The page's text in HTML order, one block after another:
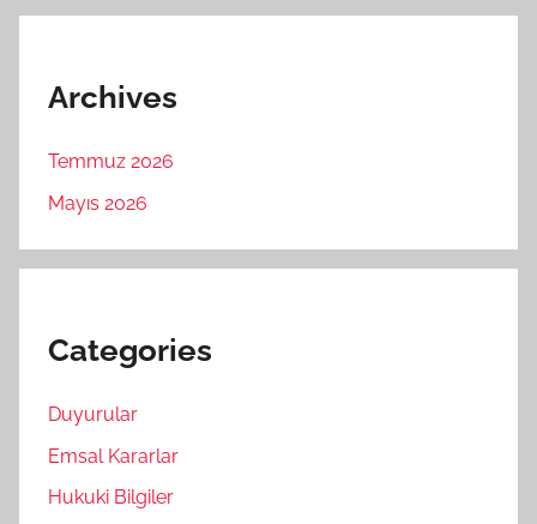
Archives
Temmuz 2026
Mayıs 2026
Categories
Duyurular
Emsal Kararlar
Hukuki Bilgiler